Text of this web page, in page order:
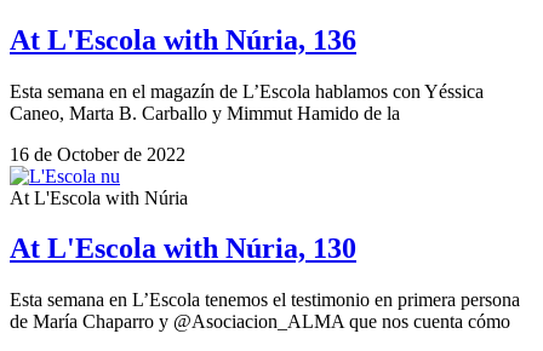
At L'Escola with Núria, 136
Esta semana en el magazín de L’Escola hablamos con Yéssica
Caneo, Marta B. Carballo y Mimmut Hamido de la
16 de October de 2022
At L'Escola with Núria
At L'Escola with Núria, 130
Esta semana en L’Escola tenemos el testimonio en primera persona
de María Chaparro y @Asociacion_ALMA que nos cuenta cómo